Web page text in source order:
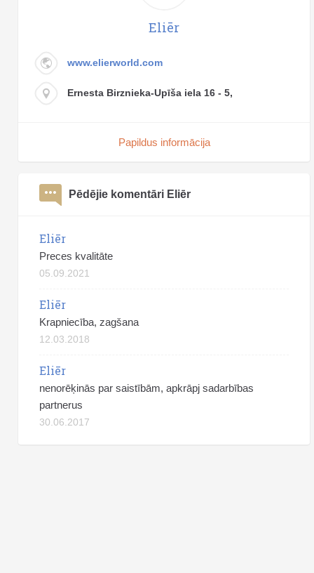
Eliēr
www.elierworld.com
Ernesta Birznieka-Upīša iela 16 - 5,
Papildus informācija
Pēdējie komentāri Eliēr
Eliēr
Preces kvalitāte
05.09.2021
Eliēr
Krapniecība, zagšana
12.03.2018
Eliēr
nenorēķinās par saistībām, apkrāpj sadarbības
partnerus
30.06.2017